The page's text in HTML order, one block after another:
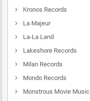
Kronos Records
La Majeur
La-La Land
Lakeshore Records
Milan Records
Mondo Records
Monstrous Movie Music